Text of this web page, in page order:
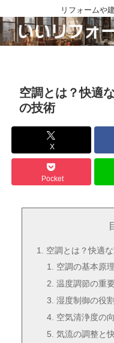
リフォームや
空調とは？快適
の技術
X
Pocket
空調とは？快適
空調の基本原
温度調節の重
湿度制御の役割
空気清浄度の
気流の調整と